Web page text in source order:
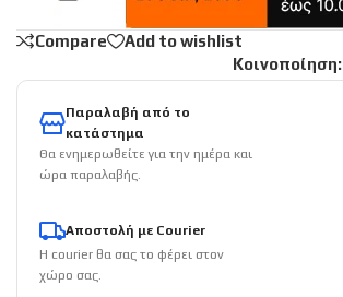
Compare
Add to wishlist
Κοινοποίηση:
Παραλαβή από το
κατάστημα
Θα ενημερωθείτε για την ημέρα και
ώρα παραλαβής.
Αποστολή με Courier
Η courier θα σας το φέρει στον
χώρο σας.